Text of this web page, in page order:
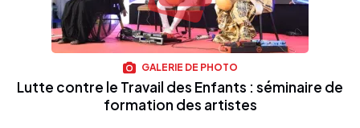
GALERIE DE PHOTO
Lutte contre le Travail des Enfants : séminaire de
formation des artistes